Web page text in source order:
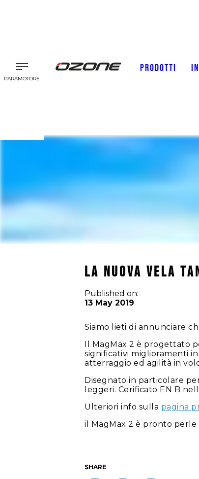
PARAMOTORE
PRODOTTI
La nuova vela
Published on:
13 May 2019
Siamo lieti di annunciare
Il MagMax 2 è progettato
significativi miglioramenti
atterraggio ed agilità in
Disegnato in particolare
leggeri. Cerificato EN B
Ulteriori info sulla pagina
il MagMax 2 è pronto perle
SHARE